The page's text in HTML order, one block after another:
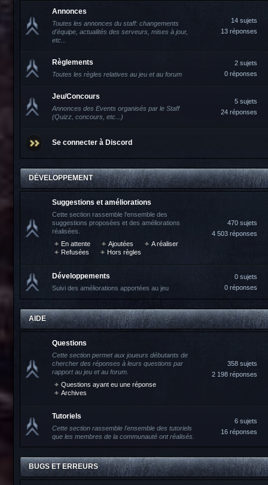
Annonces
Toutes les annonces du staff: changements
d'équipe, actualités des serveurs, mises à jour,
etc...
14 sujets
13 réponses
Règlements
Toutes les règles relatives au jeu et au forum
2 sujets
0 réponses
Jeu/Concours
Annonces des Events organisés par le Staff
(Quizz, concours, etc...)
5 sujets
24 réponses
Se connecter à Discord
DÉVELOPPEMENT
Suggestions et améliorations
Cette section rassemble l'ensemble des
suggestions proposées et des améliorations
réalisées.
En attente
Ajoutées
A réaliser
Refusées
Hors règles
470 sujets
4 503 réponses
Développements
Suivi des améliorations apportées au jeu
0 sujets
0 réponses
AIDE
Questions
Cette section permet aux joueurs débutants de
chercher des réponses à leurs questions par
rapport au jeu et au forum.
Questions ayant eu une réponse
Archives
358 sujets
2 198 réponses
Tutoriels
Cette section rassemble l'ensemble des tutoriels
que les membres de la communauté ont réalisés.
6 sujets
16 réponses
BUGS ET ERREURS